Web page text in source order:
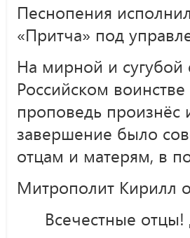
Песнопения
«Притча» под
На мирной и
Российском
проповедь
завершение было
отцам и матерям, в
Митрополит Кирилл
Всечестные